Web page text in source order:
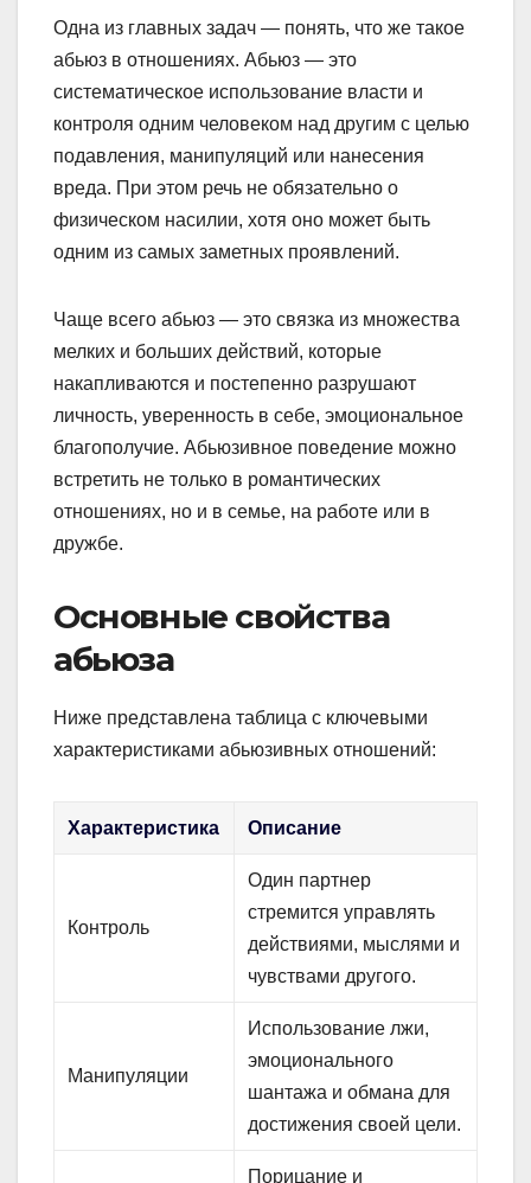
Одна из главных задач — понять, что же такое
абьюз в отношениях. Абьюз — это
систематическое использование власти и
контроля одним человеком над другим с целью
подавления, манипуляций или нанесения
вреда. При этом речь не обязательно о
физическом насилии, хотя оно может быть
одним из самых заметных проявлений.
Чаще всего абьюз — это связка из множества
мелких и больших действий, которые
накапливаются и постепенно разрушают
личность, уверенность в себе, эмоциональное
благополучие. Абьюзивное поведение можно
встретить не только в романтических
отношениях, но и в семье, на работе или в
дружбе.
Основные свойства
абьюза
Ниже представлена таблица с ключевыми
характеристиками абьюзивных отношений:
Характеристика Описание
Контроль
Один партнер
стремится управлять
действиями, мыслями и
чувствами другого.
Манипуляции
Использование лжи,
эмоционального
шантажа и обмана для
достижения своей цели.
Порицание и